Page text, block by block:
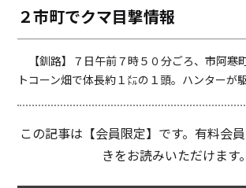
o
o
k
i
n
k
２市町でクマ目撃情報
【釧路】７日午前７時５０分ごろ、市阿寒
トコーン畑で体長約１㍍の１頭。ハンターが
この記事は【会員限定】です。有料会
きをお読みいただけます。